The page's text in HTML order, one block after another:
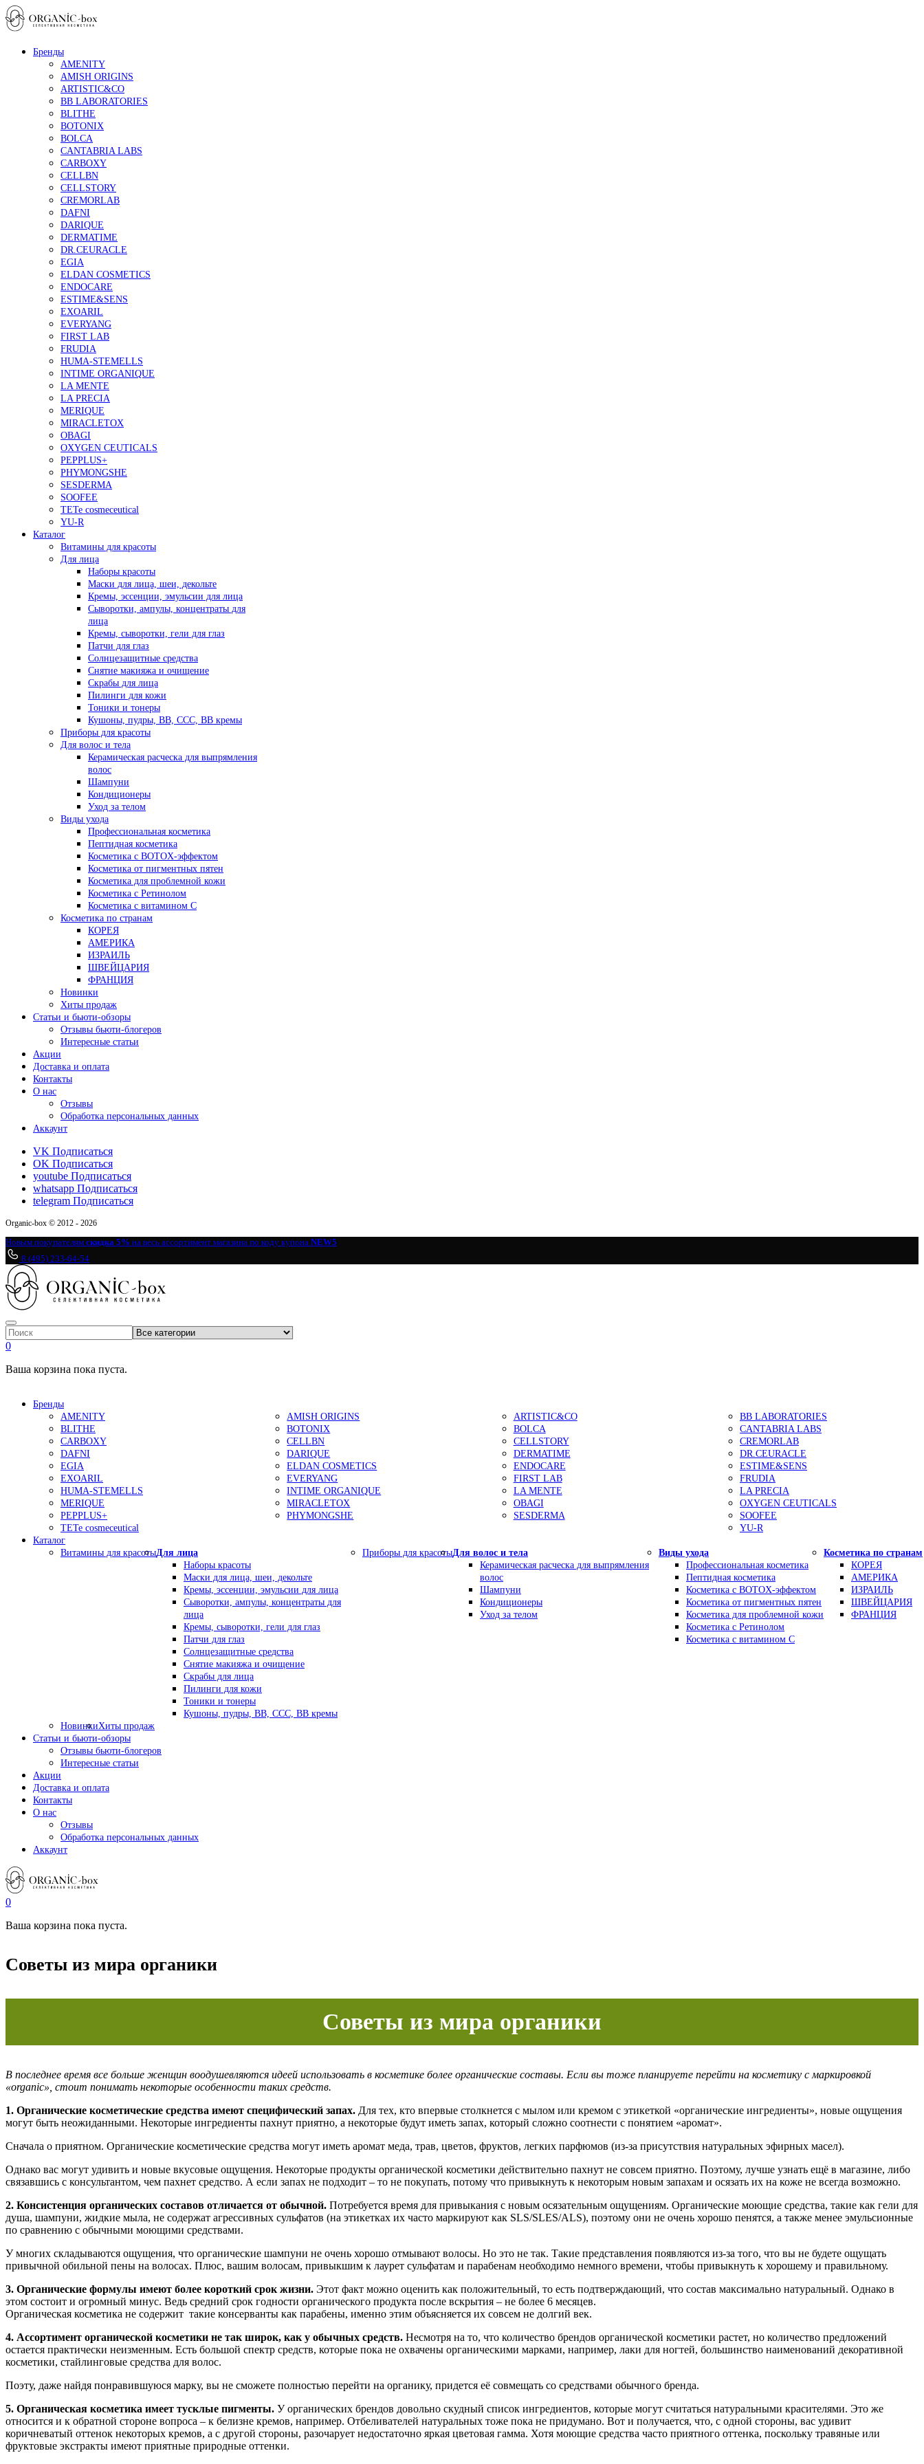
Бренды
AMENITY
AMISH ORIGINS
ARTISTIC&CO
BB LABORATORIES
BLITHE
BOTONIX
BOLCA
CANTABRIA LABS
CARBOXY
CELLBN
CELLSTORY
CREMORLAB
DAFNI
DARIQUE
DERMATIME
DR.CEURACLE
EGIA
ELDAN COSMETICS
ENDOCARE
ESTIME&SENS
EXOARIL
EVERYANG
FIRST LAB
FRUDIA
HUMA-STEMELLS
INTIME ORGANIQUE
LA MENTE
LA PRECIA
MERIQUE
MIRACLETOX
OBAGI
OXYGEN CEUTICALS
PEPPLUS+
PHYMONGSHE
SESDERMA
SOOFEE
TETe cosmeceutical
YU-R
Каталог
Витамины для красоты
Для лица
Наборы красоты
Маски для лица, шеи, декольте
Кремы, эссенции, эмульсии для лица
Сыворотки, ампулы, концентраты для
лица
Кремы, сыворотки, гели для глаз
Патчи для глаз
Солнцезащитные средства
Снятие макияжа и очищение
Скрабы для лица
Пилинги для кожи
Тоники и тонеры
Кушоны, пудры, ВВ, ССС, ВВ кремы
Приборы для красоты
Для волос и тела
Керамическая расческа для выпрямления
волос
Шампуни
Кондиционеры
Уход за телом
Виды ухода
Профессиональная косметика
Пептидная косметика
Косметика с BOTOX-эффектом
Косметика от пигментных пятен
Косметика для проблемной кожи
Косметика с Ретинолом
Косметика с витамином С
Косметика по странам
КОРЕЯ
АМЕРИКА
ИЗРАИЛЬ
ШВЕЙЦАРИЯ
ФРАНЦИЯ
Новинки
Хиты продаж
Статьи и бьюти-обзоры
Отзывы бьюти-блогеров
Интересные статьи
Акции
Доставка и оплата
Контакты
О нас
Отзывы
Обработка персональных данных
Аккаунт
VK Подписаться
OK Подписаться
youtube Подписаться
whatsapp Подписаться
telegram Подписаться
Organic-box © 2012 - 2026
Новым покупателям скидка 5% на весь ассортимент магазина по коду купона NEW5
8 (495) 233-64-54
0
Ваша корзина пока пуста.
Бренды
AMENITY
AMISH ORIGINS ARTISTIC&CO
BB LABORATORIES
BLITHE
BOTONIX BOLCA
CANTABRIA LABS
CARBOXY
CELLBN CELLSTORY
CREMORLAB
DAFNI
DARIQUE DERMATIME
DR.CEURACLE
EGIA
ELDAN COSMETICS ENDOCARE
ESTIME&SENS
EXOARIL
EVERYANG FIRST LAB
FRUDIA
HUMA-STEMELLS
INTIME ORGANIQUE LA MENTE
LA PRECIA
MERIQUE
MIRACLETOX OBAGI
OXYGEN CEUTICALS
PEPPLUS+
PHYMONGSHE SESDERMA
SOOFEE
TETe cosmeceutical
YU-R
Каталог
Витамины для красотыДля лица
Наборы красоты
Маски для лица, шеи, декольте
Кремы, эссенции, эмульсии для лица
Сыворотки, ампулы, концентраты для
лица
Кремы, сыворотки, гели для глаз
Патчи для глаз
Солнцезащитные средства
Снятие макияжа и очищение
Скрабы для лица
Пилинги для кожи
Тоники и тонеры
Кушоны, пудры, ВВ, ССС, ВВ кремы
Приборы для красотыДля волос и тела
Керамическая расческа для выпрямления
волос
Шампуни
Кондиционеры
Уход за телом
Виды ухода
Профессиональная косметика
Пептидная косметика
Косметика с BOTOX-эффектом
Косметика от пигментных пятен
Косметика для проблемной кожи
Косметика с Ретинолом
Косметика с витамином С
Косметика по странам
КОРЕЯ
АМЕРИКА
ИЗРАИЛЬ
ШВЕЙЦАРИЯ
ФРАНЦИЯ
НовинкиХиты продаж
Статьи и бьюти-обзоры
Отзывы бьюти-блогеров
Интересные статьи
Акции
Доставка и оплата
Контакты
О нас
Отзывы
Обработка персональных данных
Аккаунт
0
Ваша корзина пока пуста.
Советы из мира органики
Советы из мира органики
В последнее время все больше женщин воодушевляются идеей использовать в косметике более органические составы. Если вы тоже планируете перейти на косметику с маркировкой
«organic», стоит понимать некоторые особенности таких средств.
1. Органические косметические средства имеют специфический запах. Для тех, кто впервые столкнется с мылом или кремом с этикеткой «органические ингредиенты», новые ощущения
могут быть неожиданными. Некоторые ингредиенты пахнут приятно, а некоторые будут иметь запах, который сложно соотнести с понятием «аромат».
Сначала о приятном. Органические косметические средства могут иметь аромат меда, трав, цветов, фруктов, легких парфюмов (из-за присутствия натуральных эфирных масел).
Однако вас могут удивить и новые вкусовые ощущения. Некоторые продукты органической косметики действительно пахнут не совсем приятно. Поэтому, лучше узнать ещё в магазине, либо
связавшись с консультантом, чем пахнет средство. А если запах не подходит – то не покупать, потому что привыкнуть к некоторым новым запахам и осязать их на коже не всегда возможно.
2. Консистенция органических составов отличается от обычной. Потребуется время для привыкания с новым осязательным ощущениям. Органические моющие средства, такие как гели для
душа, шампуни, жидкие мыла, не содержат агрессивных сульфатов (на этикетках их часто маркируют как SLS/SLES/ALS), поэтому они не очень хорошо пенятся, а также менее эмульсионные
по сравнению с обычными моющими средствами.
У многих складываются ощущения, что органические шампуни не очень хорошо отмывают волосы. Но это не так. Такие представления появляются из-за того, что вы не будете ощущать
привычной обильной пены на волосах. Плюс, вашим волосам, привыкшим к лаурет сульфатам и парабенам необходимо немного времени, чтобы привыкнуть к хорошему и правильному.
3. Органические формулы имеют более короткий срок жизни. Этот факт можно оценить как положительный, то есть подтверждающий, что состав максимально натуральный. Однако в
этом состоит и огромный минус. Ведь средний срок годности органического продукта после вскрытия – не более 6 месяцев.
Органическая косметика не содержит такие консерванты как парабены, именно этим объясняется их совсем не долгий век.
4. Ассортимент органической косметики не так широк, как у обычных средств. Несмотря на то, что количество брендов органической косметики растет, но количество предложений
остается практически неизменным. Есть большой спектр средств, которые пока не охвачены органическими марками, например, лаки для ногтей, большинство наименований декоративной
косметики, стайлинговые средства для волос.
Поэту, даже найдя понравившуюся марку, вы не сможете полностью перейти на органику, придется её совмещать со средствами обычного бренда.
5. Органическая косметика имеет тусклые пигменты. У органических брендов довольно скудный список ингредиентов, которые могут считаться натуральными красителями. Это же
относится и к обратной стороне вопроса – к белизне кремов, например. Отбеливателей натуральных тоже пока не придумано. Вот и получается, что, с одной стороны, вас удивит
коричневатый оттенок некоторых кремов, а с другой стороны, разочарует недостаточно яркая цветовая гамма. Хотя моющие средства часто приятного оттенка, поскольку травяные или
фруктовые экстракты имеют приятные природные оттенки.